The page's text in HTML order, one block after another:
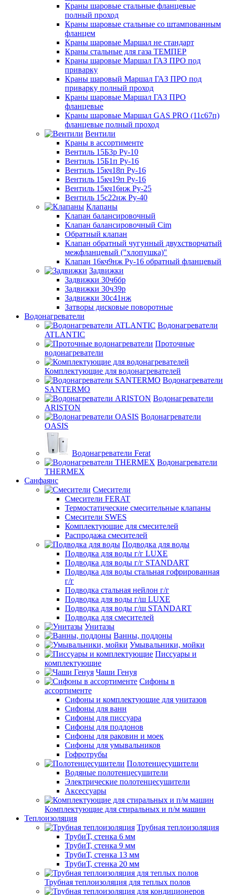
Краны шаровые стальные фланцевые
полный проход
Краны шаровые стальные со штампованным
фланцем
Краны шаровые Маршал не стандарт
Краны стальные для газа ТЕМПЕР
Краны шаровые Маршал ГАЗ ПРО под
приварку
Краны шаровый Маршал ГАЗ ПРО под
приварку полный проход
Краны шаровые Маршал ГАЗ ПРО
фланцевые
Краны шаровые Маршал GAS PRO (11с67п)
фланцевые полный проход
Вентили
Краны в ассортименте
Вентиль 15Б3р Ру-10
Вентиль 15Б1п Ру-16
Вентиль 15кч18п Ру-16
Вентиль 15кч19п Ру-16
Вентиль 15кч16нж Ру-25
Вентиль 15с22нж Ру-40
Клапаны
Клапан балансировочный
Клапан балансировочный Cim
Обратный клапан
Клапан обратный чугунный двухстворчатый
межфланцевый ("хлопушка)"
Клапан 16кч9нж Ру-16 обратный фланцевый
Задвижки
Задвижки 30ч6бр
Задвижки 30ч39р
Задвижки 30с41нж
Затворы дисковые поворотные
Водонагреватели
Водонагреватели
ATLANTIC
Проточные
водонагреватели
Комплектующие для водонагревателей
Водонагреватели
SANTERMO
Водонагреватели
ARISTON
Водонагреватели
OASIS
Водонагреватели Ferat
Водонагреватели
THERMEX
Санфаянс
Смесители
Смесители FERAT
Термостатические смесительные клапаны
Смесители SWES
Комплектующие для смесителей
Распродажа смесителей
Подводка для воды
Подводка для воды г/г LUXE
Подводка для воды г/г STANDART
Подводка для воды стальная гофрированная
г/г
Подводка стальная нейлон г/г
Подводка для воды г/ш LUXE
Подводка для воды г/ш STANDART
Подводка для смесителей
Унитазы
Ванны, поддоны
Умывальники, мойки
Писсуары и
комплектующие
Чаши Генуя
Сифоны в
ассортименте
Сифоны и комплектующие для унитазов
Сифоны для ванн
Сифоны для писсуара
Сифоны для поддонов
Сифоны для раковин и моек
Сифоны для умывальников
Гофротрубы
Полотенцесушители
Водяные полотенцесушители
Электрические полотенцесушители
Аксессуары
Комплектующие для стиральных и п/м машин
Теплоизоляция
Трубная теплоизоляция
ТрубиТ, стенка 6 мм
ТрубиТ, стенка 9 мм
ТрубиТ, стенка 13 мм
ТрубиТ, стенка 20 мм
Трубная теплоизоляция для теплых полов